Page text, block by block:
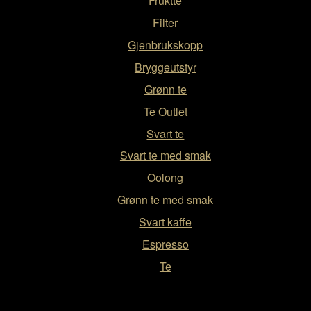
Filter
Gjenbrukskopp
Bryggeutstyr
Grønn te
Te Outlet
Svart te
Svart te med smak
Oolong
Grønn te med smak
Svart kaffe
Espresso
Te